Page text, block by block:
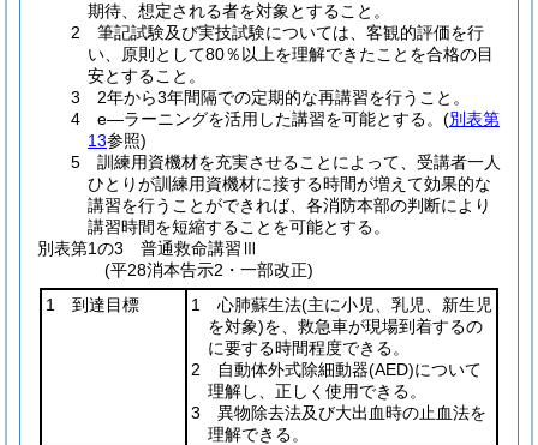
期待、想定される者を対象とすること。
2 筆記試験及び実技試験については、客観的評価を行
い、原則として80％以上を理解できたことを合格の目
安とすること。
3 2年から3年間隔での定期的な再講習を行うこと。
4 e―ラーニングを活用した講習を可能とする。(別表第
13参照)
5 訓練用資機材を充実させることによって、受講者一人
ひとりが訓練用資機材に接する時間が増えて効果的な
講習を行うことができれば、各消防本部の判断により
講習時間を短縮することを可能とする。
別表第1の3 普通救命講習Ⅲ
(平28消本告示2・一部改正)
1 到達目標
1 心肺蘇生法(主に小児、乳児、新生児
を対象)を、救急車が現場到着するの
に要する時間程度できる。
2 自動体外式除細動器(AED)について
理解し、正しく使用できる。
3 異物除去法及び大出血時の止血法を
理解できる。